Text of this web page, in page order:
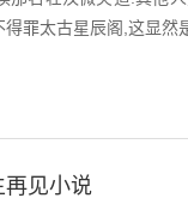
罪太古星辰阁,这显然
见小说